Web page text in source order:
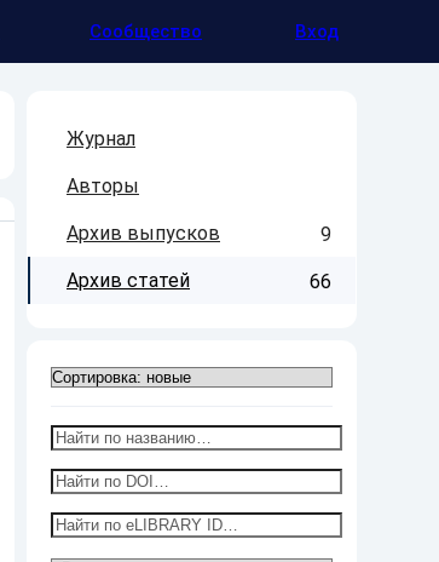
Сообщество Вход
Журнал
Авторы
Архив выпусков 9
Архив статей 66